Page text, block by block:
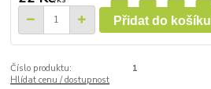
Přidat do košíku
Číslo produktu:
1
Hlídat cenu / dostupnost